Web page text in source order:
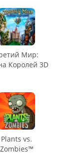
Мир:
Королей 3D
Plants vs.
Zombies™